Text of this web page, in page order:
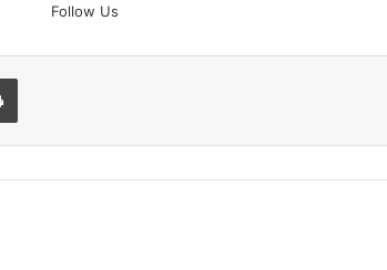
Follow Us
Print